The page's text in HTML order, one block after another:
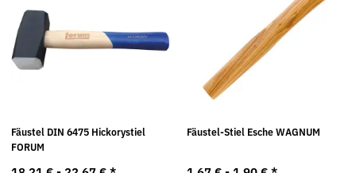
Fäustel DIN 6475 Hickorystiel
FORUM
Fäustel-Stiel Esche WAGNUM